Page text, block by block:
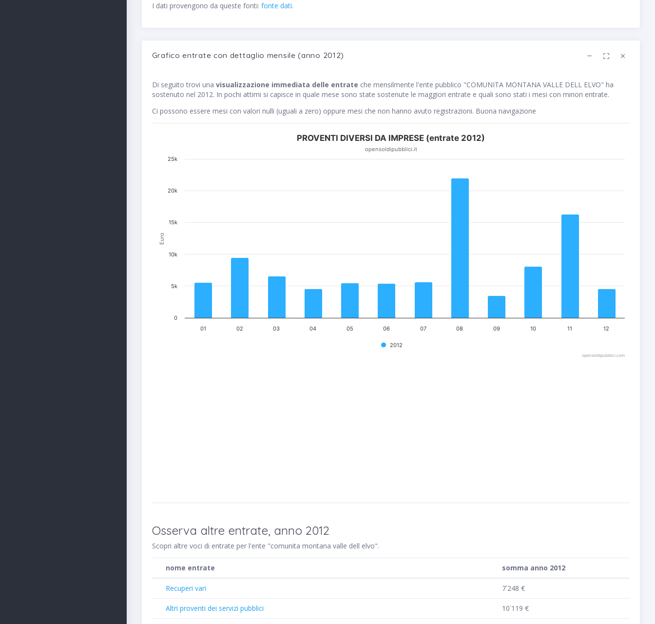
I dati provengono da queste fonti: fonte dati.
Grafico entrate con dettaglio mensile (anno 2012)
Di seguito trovi una visualizzazione immediata delle entrate che mensilmente l'ente pubblico "COMUNITA MONTANA VALLE DELL ELVO" ha
sostenuto nel 2012. In pochi attimi si capisce in quale mese sono state sostenute le maggiori entrate e quali sono stati i mesi con minori entrate.
Ci possono essere mesi con valori nulli (uguali a zero) oppure mesi che non hanno avuto registrazioni. Buona navigazione
Euro
PROVENTI DIVERSI DA IMPRESE (entrate 2012)
opensoldipubblici.it
2012
01 02 03 04 05 06 07 08 09 10 11 12
0
5k
10k
15k
20k
25k
opensoldipubblici.com
Osserva altre entrate, anno 2012
Scopri altre voci di entrate per l'ente "comunita montana valle dell elvo".
nome entrate somma anno 2012
Recuperi vari 7˙248 €
Altri proventi dei servizi pubblici 10˙119 €